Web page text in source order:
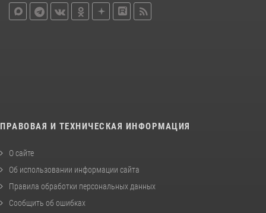
ПРАВОВАЯ И ТЕХНИЧЕСКАЯ ИНФОРМАЦИЯ
О сайте
Об использовании информации сайта
Правила обработки персональных данных
Сообщить об ошибках